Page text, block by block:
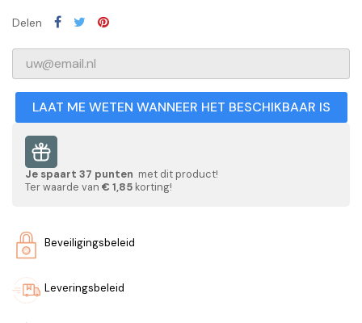
Delen
LAAT ME WETEN WANNEER HET BESCHIKBAAR IS
Je spaart 37 punten met dit product!
Ter waarde van € 1,85 korting!
Beveiligingsbeleid
Leveringsbeleid